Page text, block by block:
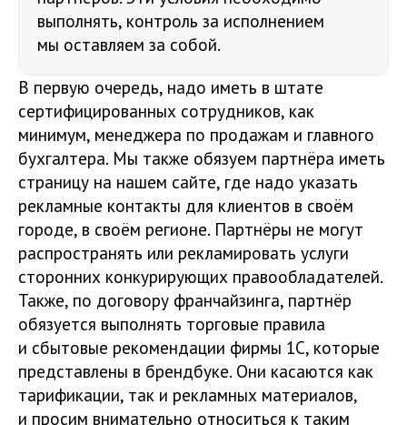
выполнять, контроль за исполнением
мы оставляем за собой.
В первую очередь, надо иметь в штате
сертифицированных сотрудников, как
минимум, менеджера по продажам и главного
бухгалтера. Мы также обязуем партнёра иметь
страницу на нашем сайте, где надо указать
рекламные контакты для клиентов в своём
городе, в своём регионе. Партнёры не могут
распространять или рекламировать услуги
сторонних конкурирующих правообладателей.
Также, по договору франчайзинга, партнёр
обязуется выполнять торговые правила
и сбытовые рекомендации фирмы 1С, которые
представлены в брендбуке. Они касаются как
тарификации, так и рекламных материалов,
и просим внимательно относиться к таким